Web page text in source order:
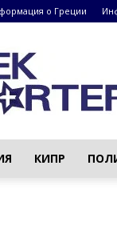
о Греции
Греческие
новости
–
КИПР